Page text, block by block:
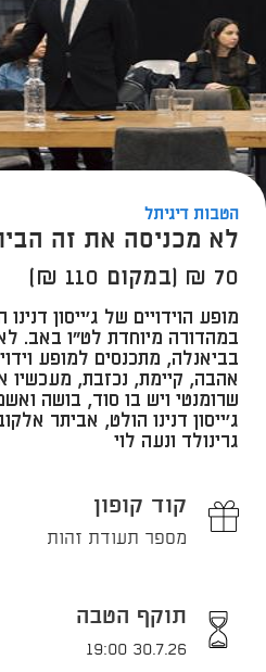
הטבות דיגיתל
לא מכניסה את זה
70 ₪ (במקום 110 ₪)
​מופע הוידויים של ג'ייסון
במהדורה מיוחדת לט"ו באב.
בביאנלה, מתכנסים למופע
אהבה, קיימת, נכזבת, מעכשיו
שרומנטי ויש בו סוד, בושה
ג'ייסון דנינו הולט, אביתר
גרינולד ונעה לוי
קוד קופון
מספר תעודת זהות
תוקף הטבה
30.7.26 19:00